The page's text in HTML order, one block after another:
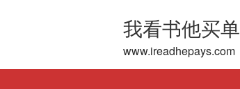
我看书他买单
www.ireadhepays.com